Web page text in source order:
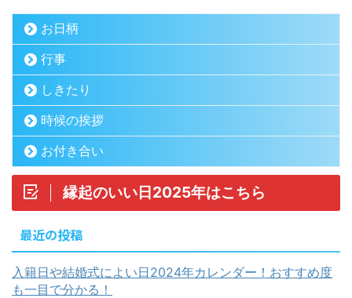
お日柄
行事
しきたり
時候の挨拶
お付き合い
縁起のいい日2025年はこちら
最近の投稿
入籍日や結婚式によい日2024年カレンダー！おすすめ度
も一目で分かる！